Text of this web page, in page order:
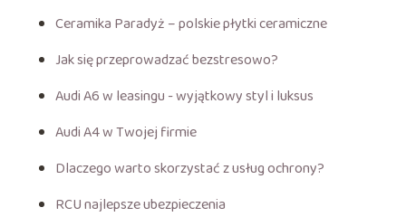
Ceramika Paradyż – polskie płytki ceramiczne
Jak się przeprowadzać bezstresowo?
Audi A6 w leasingu - wyjątkowy styl i luksus
Audi A4 w Twojej firmie
Dlaczego warto skorzystać z usług ochrony?
RCU najlepsze ubezpieczenia